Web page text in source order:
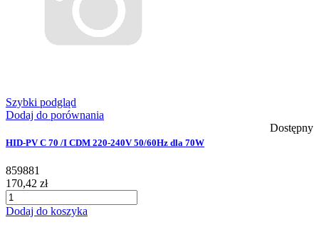
Szybki podgląd
Dodaj do porównania
Dostępny
HID-PV C 70 /I CDM 220-240V 50/60Hz dla 70W
859881
170,42 zł
Dodaj do koszyka